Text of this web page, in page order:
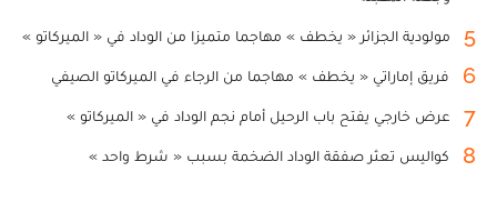
5 مولودية الجزائر « يخطف » مهاجما متميزا من الوداد في « الميركاتو »
6 فريق إماراتي « يخطف » مهاجما من الرجاء في الميركاتو الصيفي
7 عرض خارجي يفتح باب الرحيل أمام نجم الوداد في « الميركاتو »
8 كواليس تعثر صفقة الوداد الضخمة بسبب « شرط واحد »